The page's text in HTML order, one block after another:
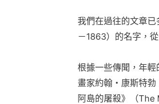
我們在過往的文章
－1863）的名字，
根據一些傳聞，年
畫家約翰・康斯特
阿島的屠殺》（